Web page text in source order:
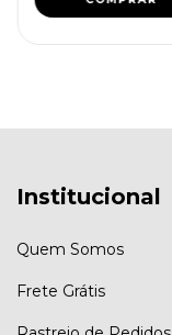
Institucional
Quem Somos
Frete Grátis